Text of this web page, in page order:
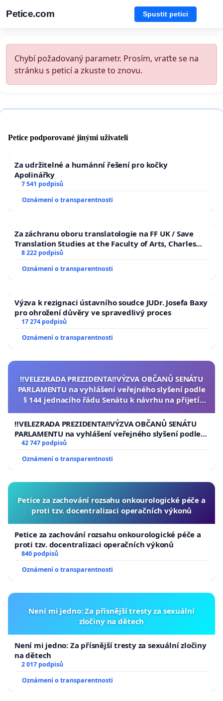
Petice.com Spustit petici
Chybí požadovaný parametr. Prosím, vraťte se na
stránku s peticí a zkuste to znovu.
Petice podporované jinými uživateli
Za udržitelné a humánní řešení pro kočky
Apolinářky
7 541 podpisů
Oznámení o transparentnosti
Za záchranu oboru translatologie na FF UK / Save
Translation Studies at the Faculty of Arts, Charles
University
8 222 podpisů
Oznámení o transparentnosti
Výzva k rezignaci ústavního soudce JUDr. Josefa Baxy
pro ohrožení důvěry ve spravedlivý proces
17 274 podpisů
Oznámení o transparentnosti
‼️VELEZRADA PREZIDENTA‼️VÝZVA OBČANŮ SENÁTU
PARLAMENTU na vyhlášení veřejného slyšení podle
§ 144 jednacího řádu Senátu k návrhu na přijetí
republiky
‼️VELEZRADA PREZIDENTA‼️VÝZVA OBČANŮ SENÁTU
PARLAMENTU na vyhlášení veřejného slyšení podle §
144 jednacího řádu Senátu k návrhu na přijetí
usnesení k podání ústavní žaloby na prezidenta
republiky
42 747 podpisů
Oznámení o transparentnosti
Petice za zachování rozsahu onkourologické péče a
proti tzv. docentralizaci operačních výkonů
Petice za zachování rozsahu onkourologické péče a
proti tzv. docentralizaci operačních výkonů
840 podpisů
Oznámení o transparentnosti
Není mi jedno: Za přísnější tresty za sexuální
zločiny na dětech
Není mi jedno: Za přísnější tresty za sexuální zločiny
na dětech
2 017 podpisů
Oznámení o transparentnosti